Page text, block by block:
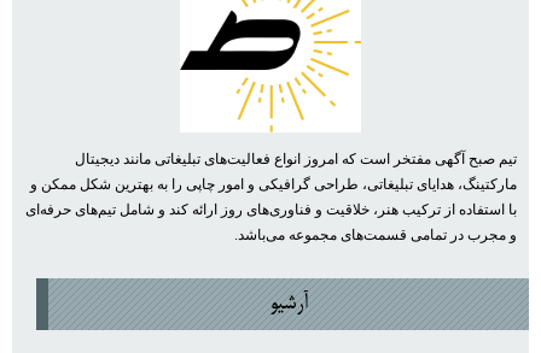
تیم صبح آگهی مفتخر است که امروز انواع فعالیت‌های تبلیغاتی مانند دیجیتال
مارکتینگ، هدایای تبلیغاتی، طراحی گرافیکی و امور چاپی را به بهترین شکل ممکن و
با استفاده از ترکیب هنر، خلاقیت و فناوری‌های روز ارائه کند و شامل تیم‌های حرفه‌ای
و مجرب در تمامی قسمت‌های مجموعه می‌باشد.
آرشيو